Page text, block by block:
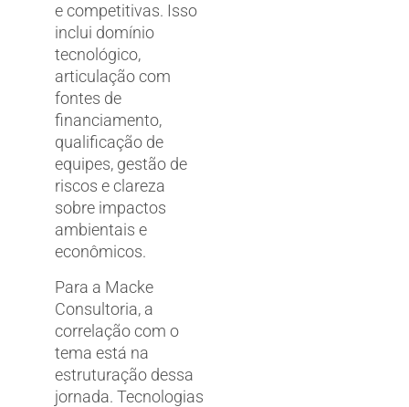
e competitivas. Isso
inclui domínio
tecnológico,
articulação com
fontes de
financiamento,
qualificação de
equipes, gestão de
riscos e clareza
sobre impactos
ambientais e
econômicos.
Para a Macke
Consultoria, a
correlação com o
tema está na
estruturação dessa
jornada. Tecnologias